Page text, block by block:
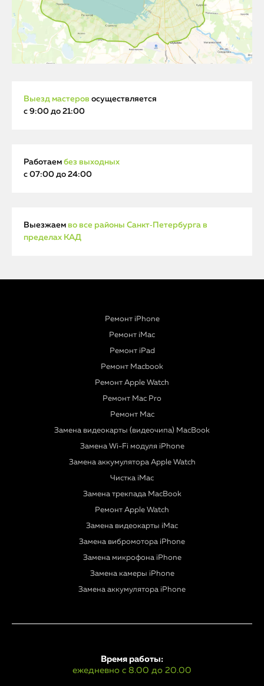
Выезд мастеров осуществляется
с 9:00 до 21:00
Работаем без выходных
с 07:00 до 24:00
Выезжаем во все районы Санкт‑Петербурга в
пределах КАД
Ремонт iPhone
Ремонт iMac
Ремонт iPad
Ремонт Macbook
Ремонт Apple Watch
Ремонт Mac Pro
Ремонт Mac
Замена видеокарты (видеочипа) MacBook
Замена Wi-Fi модуля iPhone
Замена аккумулятора Apple Watch
Чистка iMac
Замена трекпада MacBook
Ремонт Apple Watch
Замена видеокарты iMac
Замена вибромотора iPhone
Замена микрофона iPhone
Замена камеры iPhone
Замена аккумулятора iPhone
Время работы:
ежедневно с 8.00 до 20.00